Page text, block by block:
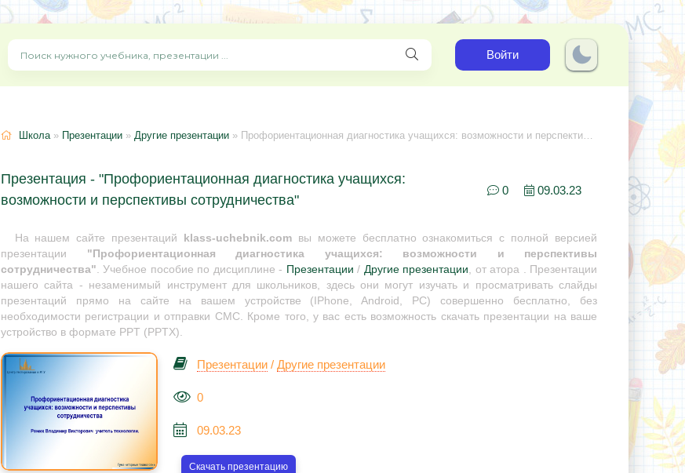
Войти
Школа» Презентации » Другие презентации » Профориентационная диагностика учащихся: возможности и перспективы сотрудничества
Презентация - "Профориентационная диагностика учащихся:
возможности и перспективы сотрудничества"
0 09.03.23
На нашем сайте презентаций klass-uchebnik.comвы можете бесплатно ознакомиться с полной версией
презентации "Профориентационная диагностика учащихся: возможности и перспективы
сотрудничества". Учебное пособие по дисциплине - Презентации / Другие презентации, от атора . Презентации
нашего сайта - незаменимый инструмент для школьников, здесь они могут изучать и просматривать слайды
презентаций прямо на сайте на вашем устройстве (IPhone, Android, PC) совершенно бесплатно, без
необходимости регистрации и отправки СМС. Кроме того, у вас есть возможность скачать презентации на ваше
устройство в формате PPT (PPTX).
Презентации / Другие презентации
0
09.03.23
Скачать презентацию